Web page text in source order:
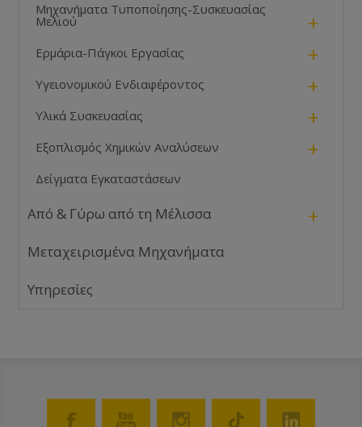
Μηχανήματα Τυποποίησης-Συσκευασίας
Μελιού +
Ερμάρια-Πάγκοι Εργασίας +
Υγειονομικού Ενδιαφέροντος +
Υλικά Συσκευασίας +
Εξοπλισμός Χημικών Αναλύσεων +
Δείγματα Εγκαταστάσεων
Από & Γύρω από τη Μέλισσα +
Μεταχειρισμένα Μηχανήματα
Υπηρεσίες